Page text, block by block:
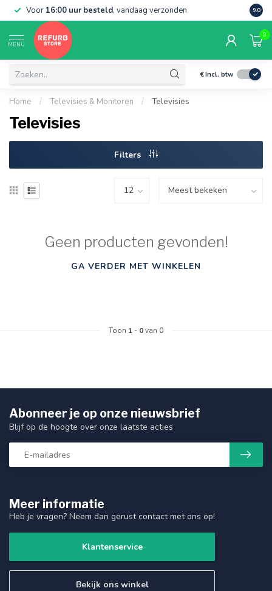
Voor 16:00 uur besteld, vandaag verzonden 9.0
MENU
0
€Incl. btw
Home / Televisies & Monitoren / Televisies
Televisies
Filters
Geen producten gevonden!
GA VERDER MET WINKELEN
Toon 1 - 0van 0
Meer informatie
Heb je vragen? Neem dan gerust contact met ons op!
Klantenservice
Bekijk ons winkel
Abonneer je op onze nieuwsbrief
Blijf op de hoogte over onze laatste acties